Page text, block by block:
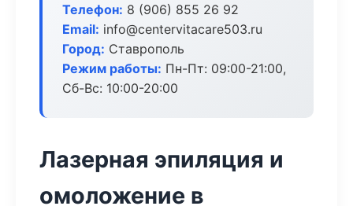
Телефон: 8 (906) 855 26 92
Email: info@centervitacare503.ru
Город: Ставрополь
Режим работы: Пн-Пт: 09:00-21:00,
Сб-Вс: 10:00-20:00
Лазерная эпиляция и
омоложение в